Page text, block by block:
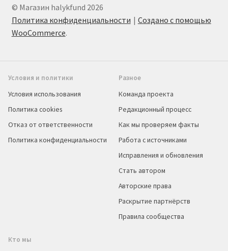
© Магазин halykfund 2026
Политика конфиденциальности
Создано с помощью
WooCommerce.
Условия и политики
Условия использования
Политика cookies
Отказ от ответственности
Политика конфиденциальности
Разное
Команда проекта
Редакционный процесс
Как мы проверяем факты
Работа с источниками
Исправления и обновления
Стать автором
Авторские права
Раскрытие партнёрств
Правила сообщества
Кто мы